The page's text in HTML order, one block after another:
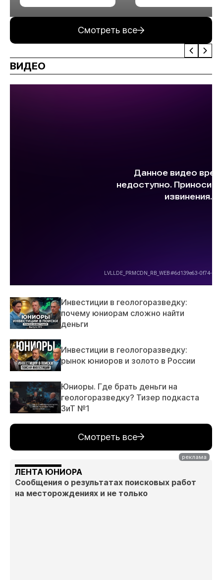
Смотреть все
ВИДЕО
Инвестиции в геологоразведку:
почему юниорам сложно найти
деньги
Инвестиции в геологоразведку:
рынок юниоров и золото в России
Юниоры. Где брать деньги на
геологоразведку? Тизер подкаста
ЗиТ №1
Смотреть все
ЛЕНТА ЮНИОРА
Сообщения о результатах поисковых работ
на месторождениях и не только